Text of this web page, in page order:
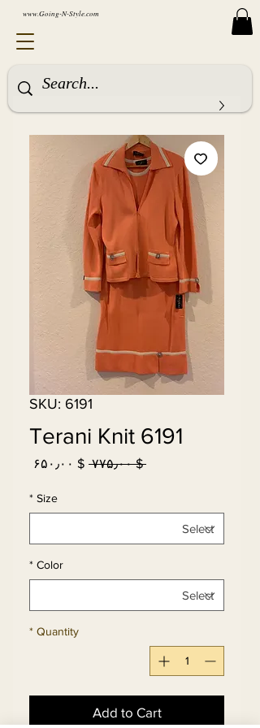
www.Going-N-Style.com
SKU: 6191
Terani Knit 6191
$ ۷۷۵٫۰۰
Regular
$ ۶۵۰٫۰۰
Size
*
Color
*
Quantity
*
Add to Cart